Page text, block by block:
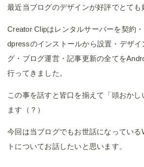
最近当ブログのデザインが好評でとても
Creator Clipはレンタルサーバーを契約
dpressのインストールから設置・デザイ
グ・ブログ運営・記事更新の全てを
行ってきました。
この事を話すと皆口を揃えて「頭おか
ます（？）
今回は当ブログでもお世話になっている
トについてお話したいと思います。